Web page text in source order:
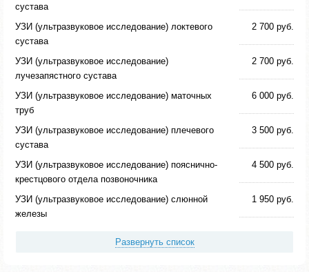
сустава
УЗИ (ультразвуковое исследование) локтевого
сустава
2 700 руб.
УЗИ (ультразвуковое исследование)
лучезапястного сустава
2 700 руб.
УЗИ (ультразвуковое исследование) маточных
труб
6 000 руб.
УЗИ (ультразвуковое исследование) плечевого
сустава
3 500 руб.
УЗИ (ультразвуковое исследование) пояснично-
крестцового отдела позвоночника
4 500 руб.
УЗИ (ультразвуковое исследование) слюнной
железы
1 950 руб.
Развернуть список